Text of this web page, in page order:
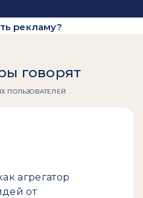
рекламу?
говорят
ПОЛЬЗОВАТЕЛЕЙ
агрегатор
от